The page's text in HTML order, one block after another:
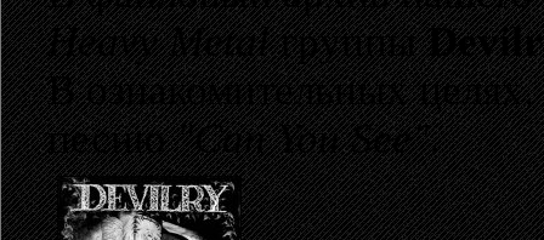
Heavy Metalгруппы
В ознакомительных
песню"Can You See".